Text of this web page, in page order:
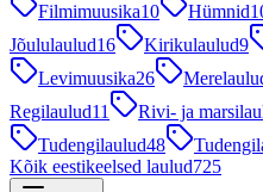
Filmimuusika10 Hümnid
Jõululaulud16 Kirikulaulud9
Levimuusika26
Regilaulud11 Rivi- ja
Tudengilaulud48
Kõik eestikeelsed laulud725